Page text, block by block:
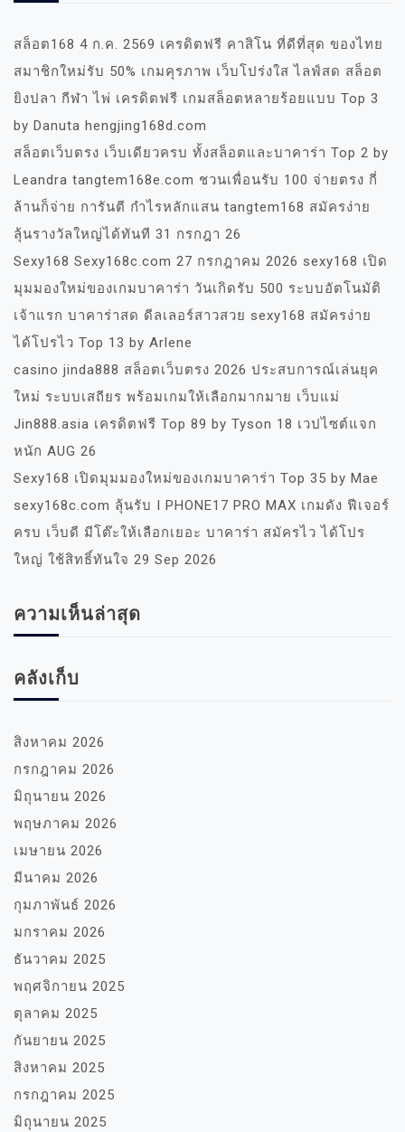
สล็อต168 4 ก.ค. 2569 เครดิตฟรี คาสิโน ที่ดีที่สุด ของไทย
สมาชิกใหม่รับ 50% เกมคุรภาพ เว็บโปร่งใส ไลฟ์สด สล็อต
ยิงปลา กีฬา ไพ่ เครดิตฟรี เกมสล็อตหลายร้อยแบบ Top 3
by Danuta hengjing168d.com
สล็อตเว็บตรง เว็บเดียวครบ ทั้งสล็อตและบาคาร่า Top 2 by
Leandra tangtem168e.com ชวนเพื่อนรับ 100 จ่ายตรง กี่
ล้านก็จ่าย การันตี กำไรหลักแสน tangtem168 สมัครง่าย
ลุ้นรางวัลใหญ่ได้ทันที 31 กรกฎา 26
Sexy168 Sexy168c.com 27 กรกฎาคม 2026 sexy168 เปิด
มุมมองใหม่ของเกมบาคาร่า วันเกิดรับ 500 ระบบอัตโนมัติ
เจ้าแรก บาคาร่าสด ดีลเลอร์สาวสวย sexy168 สมัครง่าย
ได้โปรไว Top 13 by Arlene
casino jinda888 สล็อตเว็บตรง 2026 ประสบการณ์เล่นยุค
ใหม่ ระบบเสถียร พร้อมเกมให้เลือกมากมาย เว็บแม่
Jin888.asia เครดิตฟรี Top 89 by Tyson 18 เวปไซต์แจก
หนัก AUG 26
Sexy168 เปิดมุมมองใหม่ของเกมบาคาร่า Top 35 by Mae
sexy168c.com ลุ้นรับ I PHONE17 PRO MAX เกมดัง ฟีเจอร์
ครบ เว็บดี มีโต๊ะให้เลือกเยอะ บาคาร่า สมัครไว ได้โปร
ใหญ่ ใช้สิทธิ์ทันใจ 29 Sep 2026
ความเห็นล่าสุด
คลังเก็บ
สิงหาคม 2026
กรกฎาคม 2026
มิถุนายน 2026
พฤษภาคม 2026
เมษายน 2026
มีนาคม 2026
กุมภาพันธ์ 2026
มกราคม 2026
ธันวาคม 2025
พฤศจิกายน 2025
ตุลาคม 2025
กันยายน 2025
สิงหาคม 2025
กรกฎาคม 2025
มิถุนายน 2025